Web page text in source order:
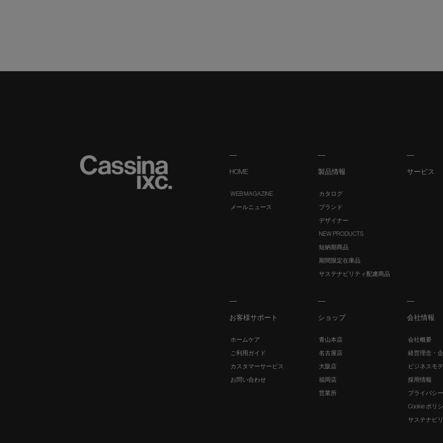
HOME
WEB MAGAZINE
メールニュース
製品情報
カタログ
ブランド
デザイナー
NEW PRODUCTS
短納期商品
期間限定在庫品
サステナビリティ配慮商品
サービス
お客様サポート
ホームケア
ご利用ガイド
カスタマーサービス
お問い合わせ
ショップ
青山本店
名古屋店
大阪店
福岡店
営業所
会社情報
会社概要
経営理念・
ビジネスモ
採用情報
プライバシ
Cookie ポリ
サステナビ